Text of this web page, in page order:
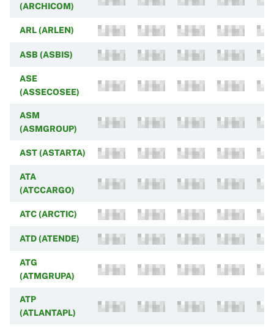
(ARCHICOM)
ARL (ARLEN)
ASB (ASBIS)
ASE
(ASSECOSEE)
ASM
(ASMGROUP)
AST (ASTARTA)
ATA
(ATCCARGO)
ATC (ARCTIC)
ATD (ATENDE)
ATG
(ATMGRUPA)
ATP
(ATLANTAPL)